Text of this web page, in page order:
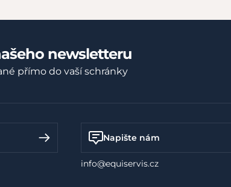
newsletteru
přímo do vaší schránky
Napište nám
info@equiservis.cz